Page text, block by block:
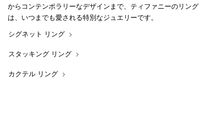
からコンテンポラリーなデザインまで、ティファニーのリング
は、いつまでも愛される特別なジュエリーです。
シグネット リング
スタッキング リング
カクテル リング